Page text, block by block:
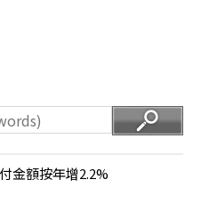
金額按年增2.2%